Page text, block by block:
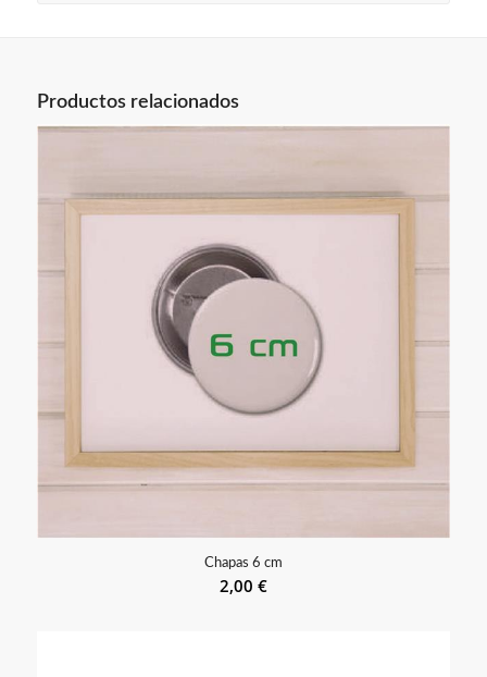
Productos relacionados
Chapas 6 cm
2,00 €